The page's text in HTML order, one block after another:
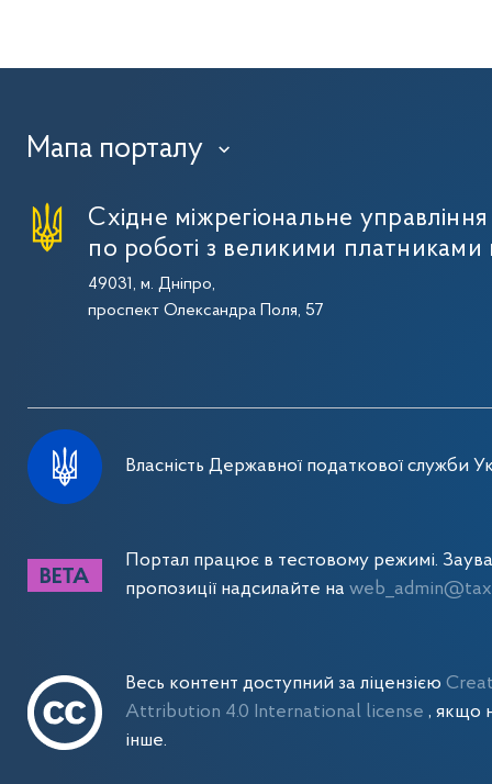
Мапа порталу ›
Східне міжрегіональне
по роботі з великими платниками
49031, м. Дніпро,
проспект Олександра Поля, 57
Власність Державної податкової служби
Портал працює в тестовому режимі.
пропозиції надсилайте на
Весь контент доступний за ліцензією
Attribution 4.0 International license, якщо
інше.